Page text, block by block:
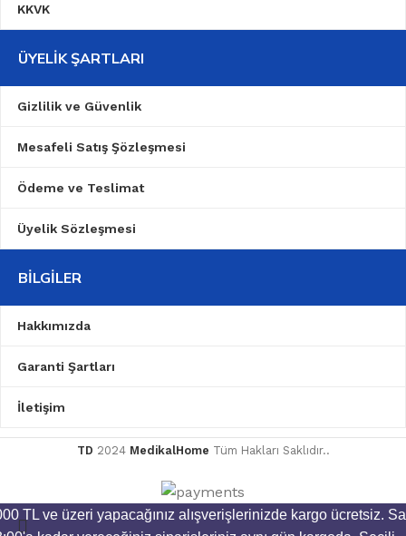
KKVK
ÜYELIK ŞARTLARI
Gizlilik ve Güvenlik
Mesafeli Satış Şözleşmesi
Ödeme ve Teslimat
Üyelik Sözleşmesi
BILGILER
Hakkımızda
Garanti Şartları
İletişim
TD 2024 MedikalHome Tüm Hakları Saklıdır..
TL ve üzeri yapacağınız alışverişlerinizde kargo ücretsiz.